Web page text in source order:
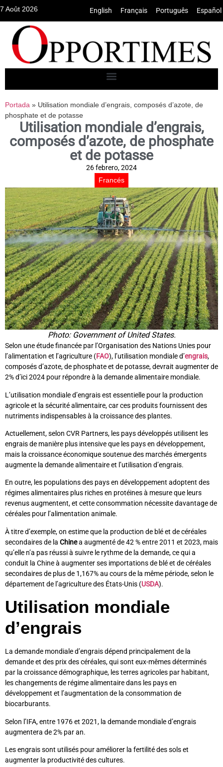
7 Août 2026 English Français Português Español
Portada » Utilisation mondiale d’engrais, composés d’azote, de
phosphate et de potasse
Utilisation mondiale d’engrais,
composés d’azote, de phosphate
et de potasse
26 febrero, 2024
Francés
Photo: Government of United States.
Selon une étude financée par l’Organisation des Nations Unies pour
l’alimentation et l’agriculture (FAO), l’utilisation mondiale d’engrais,
composés d’azote, de phosphate et de potasse, devrait augmenter de
2% d’ici 2024 pour répondre à la demande alimentaire mondiale.
L’utilisation mondiale d’engrais est essentielle pour la production
agricole et la sécurité alimentaire, car ces produits fournissent des
nutriments indispensables à la croissance des plantes.
Actuellement, selon CVR Partners, les pays développés utilisent les
engrais de manière plus intensive que les pays en développement,
mais la croissance économique soutenue des marchés émergents
augmente la demande alimentaire et l’utilisation d’engrais.
En outre, les populations des pays en développement adoptent des
régimes alimentaires plus riches en protéines à mesure que leurs
revenus augmentent, et cette consommation nécessite davantage de
céréales pour l’alimentation animale.
À titre d’exemple, on estime que la production de blé et de céréales
secondaires de la Chinea augmenté de 42 % entre 2011 et 2023, mais
qu’elle n’a pas réussi à suivre le rythme de la demande, ce qui a
conduit la Chine à augmenter ses importations de blé et de céréales
secondaires de plus de 1,167% au cours de la même période, selon le
département de l’agriculture des États-Unis (USDA).
Utilisation mondiale
d’engrais
La demande mondiale d’engrais dépend principalement de la
demande et des prix des céréales, qui sont eux-mêmes déterminés
par la croissance démographique, les terres agricoles par habitant,
les changements de régime alimentaire dans les pays en
développement et l’augmentation de la consommation de
biocarburants.
Selon l’IFA, entre 1976 et 2021, la demande mondiale d’engrais
augmentera de 2% par an.
Les engrais sont utilisés pour améliorer la fertilité des sols et
augmenter la productivité des cultures.